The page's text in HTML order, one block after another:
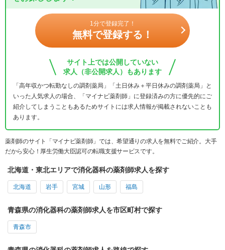
1分で登録完了！
無料で登録する！
サイト上では公開していない
求人（非公開求人）もあります
「高年収かつ転勤なしの調剤薬局」「土日休み＋平日休みの調剤薬局」と
いった人気求人の場合、「マイナビ薬剤師」に登録済みの方に優先的にご
紹介してしまうこともあるためサイトには求人情報が掲載されないことも
あります。
薬剤師のサイト「マイナビ薬剤師」では、希望通りの求人を無料でご紹介。大手
だから安心！厚生労働大臣認可の転職支援サービスです。
北海道・東北エリアで消化器科の薬剤師求人を探す
北海道 岩手 宮城 山形 福島
青森県の消化器科の薬剤師求人を市区町村で探す
青森市